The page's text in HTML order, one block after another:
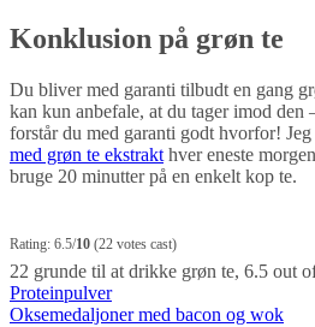
Konklusion på grøn te
Du bliver med garanti tilbudt en gang
kan kun anbefale, at du tager imod den
forstår du med garanti godt hvorfor!
med grøn te ekstrakt hver eneste
bruge 20 minutter på en enkelt kop te.
Rating: 6.5/10 (22 votes cast)
22 grunde til at drikke grøn te, 6.5 out
Indlægsnavigation
Proteinpulver
Oksemedaljoner med bacon og wok